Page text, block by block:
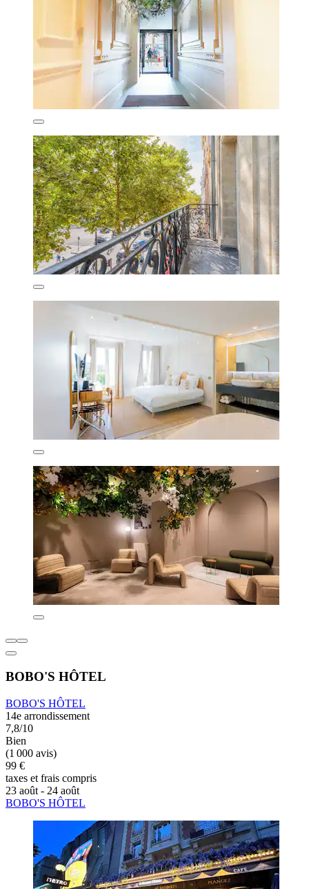
BOBO'S HÔTEL
BOBO'S HÔTEL
14e arrondissement
7,8/10
Bien
(1 000 avis)
99 €
taxes et frais compris
23 août - 24 août
BOBO'S HÔTEL